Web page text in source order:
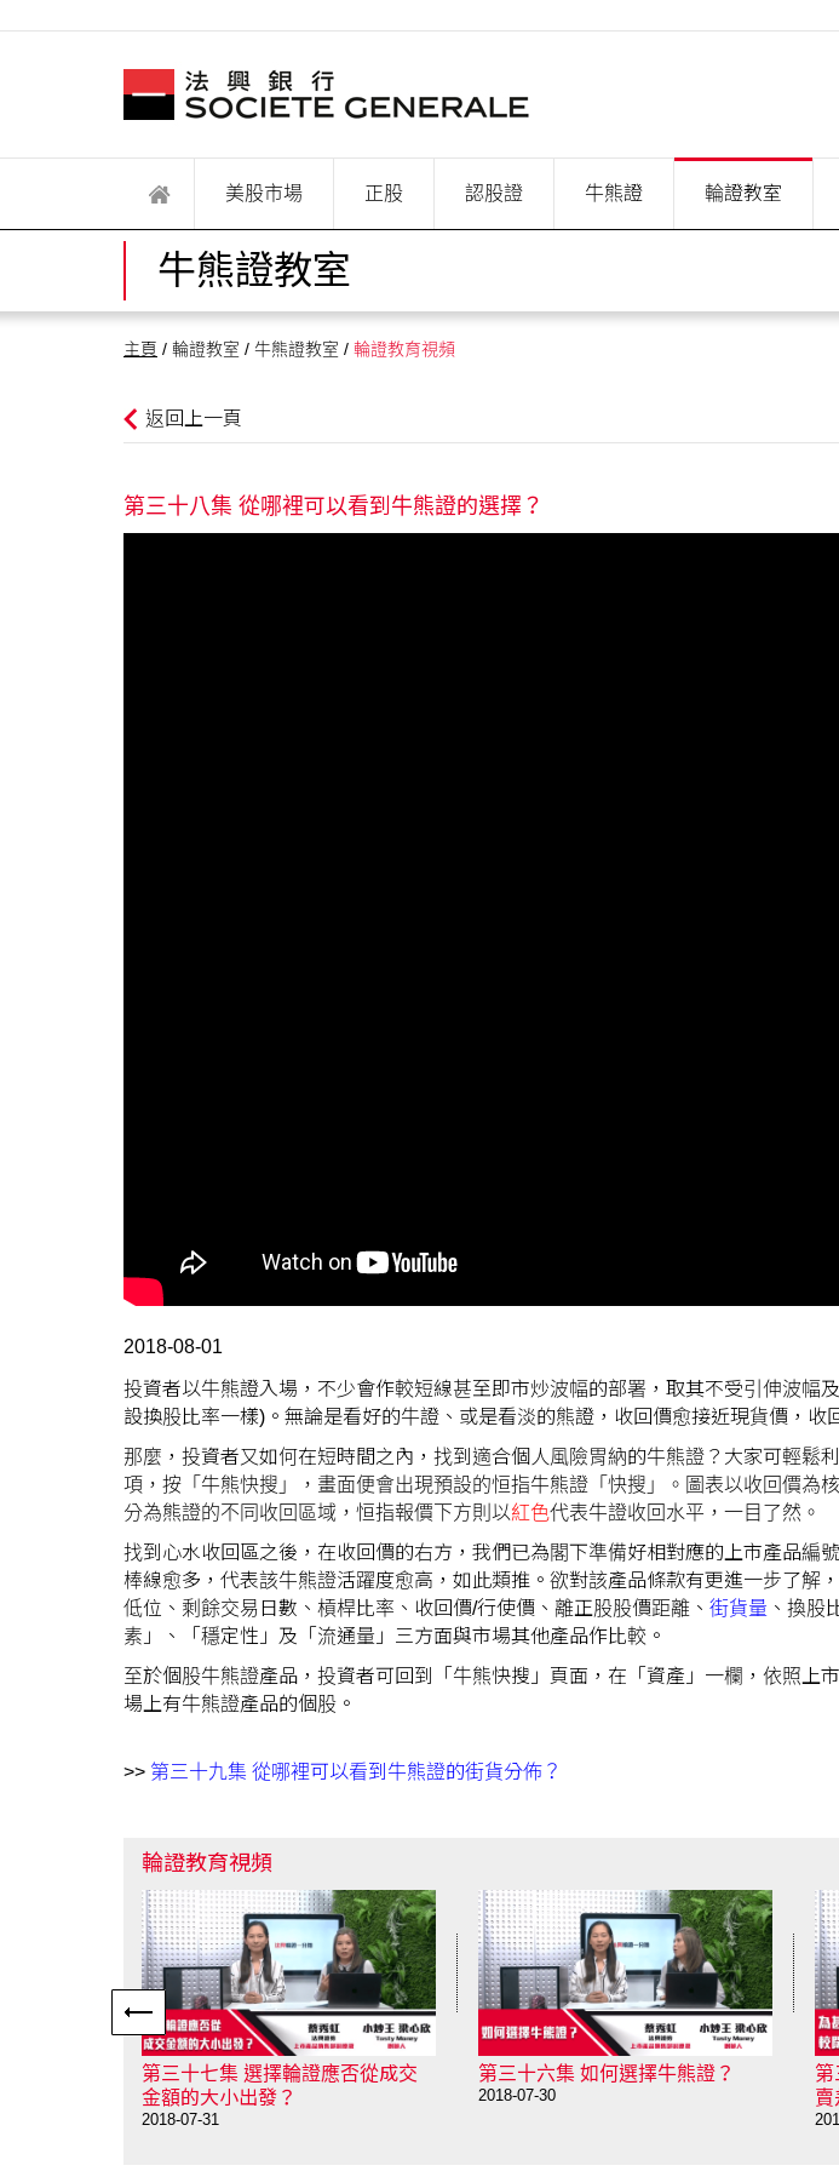
美股市場 正股 認股證 牛熊證 輪證教室
牛熊證教室
主頁 / 輪證教室 / 牛熊證教室 / 輪證教育視頻
返回上一頁
第三十八集 從哪裡可以看到牛熊證的選擇？
2018-08-01
投資者以牛熊證入場，不少會作較短線甚至即市炒波幅的部署，取其不受引伸波
設換股比率一樣)。無論是看好的牛證、或是看淡的熊證，收回價愈接近現貨價，收
那麼，投資者又如何在短時間之內，找到適合個人風險胃納的牛熊證？大家可輕鬆
項，按「牛熊快搜」，畫面便會出現預設的恒指牛熊證「快搜」。圖表以收回價為
分為熊證的不同收回區域，恒指報價下方則以紅色代表牛證收回水平，一目了然。
找到心水收回區之後，在收回價的右方，我們已為閣下準備好相對應的上市產品編
棒線愈多，代表該牛熊證活躍度愈高，如此類推。欲對該產品條款有更進一步了解
低位、剩餘交易日數、槓桿比率、收回價/行使價、離正股股價距離、 街貨量 、換股
素」、「穩定性」及「流通量」三方面與市場其他產品作比較。
至於個股牛熊證產品，投資者可回到「牛熊快搜」頁面，在「資產」一欄，依照上
場上有牛熊證產品的個股。
>> 第三十九集 從哪裡可以看到牛熊證的街貨分佈？
輪證教育視頻
第三十七集 選擇輪證應否從成交
金額的大小出發？
2018-07-31
第三十六集 如何選擇牛熊證？
2018-07-30
第
賣